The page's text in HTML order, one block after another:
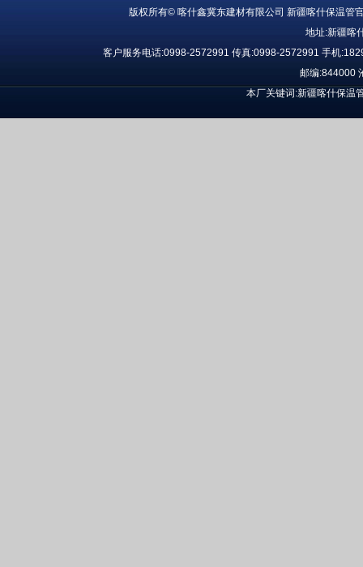
版权所有© 喀什鑫冀东建材有限公司 新疆喀什保温管
地址:新疆喀
客户服务电话:0998-2572991 传真:0998-2572991 手机:
邮编:844000
本厂关键词:新疆喀什保温